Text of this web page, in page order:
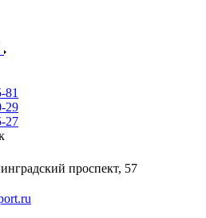
81
29
27
проспект, 57